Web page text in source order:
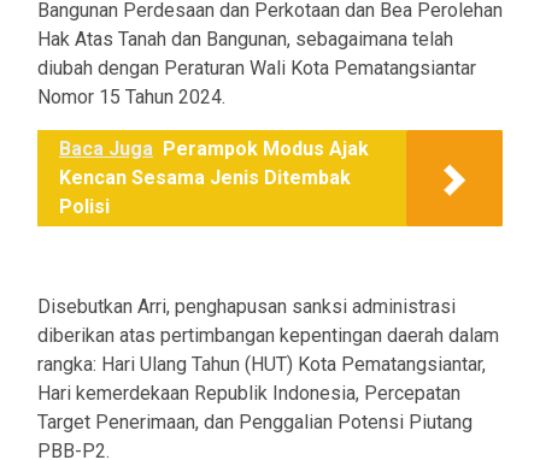
Bangunan Perdesaan dan Perkotaan dan Bea Perolehan
Hak Atas Tanah dan Bangunan, sebagaimana telah
diubah dengan Peraturan Wali Kota Pematangsiantar
Nomor 15 Tahun 2024.
Baca Juga Perampok Modus Ajak
Kencan Sesama Jenis Ditembak
Polisi
Disebutkan Arri, penghapusan sanksi administrasi
diberikan atas pertimbangan kepentingan daerah dalam
rangka: Hari Ulang Tahun (HUT) Kota Pematangsiantar,
Hari kemerdekaan Republik Indonesia, Percepatan
Target Penerimaan, dan Penggalian Potensi Piutang
PBB-P2.